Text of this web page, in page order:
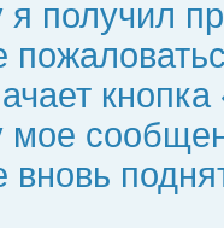
я получил
мое
вновь